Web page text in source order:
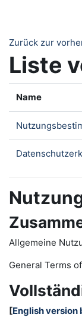
Zurück zur
Liste
Name
Allgemeine
General Terms
[English version